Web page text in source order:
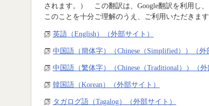
されます。） この翻訳は、Google翻訳を利用し
このことを十分ご理解のうえ、ご利用いただきま
英語（English）（外部サイト）
中国語（簡体字）（Chinese（Simplified））（外
中国語（繁体字）（Chinese（Traditional））（外
韓国語（Korean）（外部サイト）
タガログ語（Tagalog）（外部サイト）